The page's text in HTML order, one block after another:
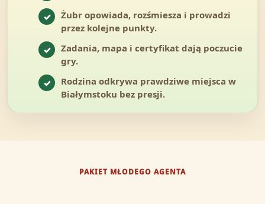
✓
Żubr opowiada, rozśmiesza i prowadzi
przez kolejne punkty.
✓
Zadania, mapa i certyfikat dają poczucie
gry.
✓
Rodzina odkrywa prawdziwe miejsca w
Białymstoku bez presji.
PAKIET MŁODEGO AGENTA